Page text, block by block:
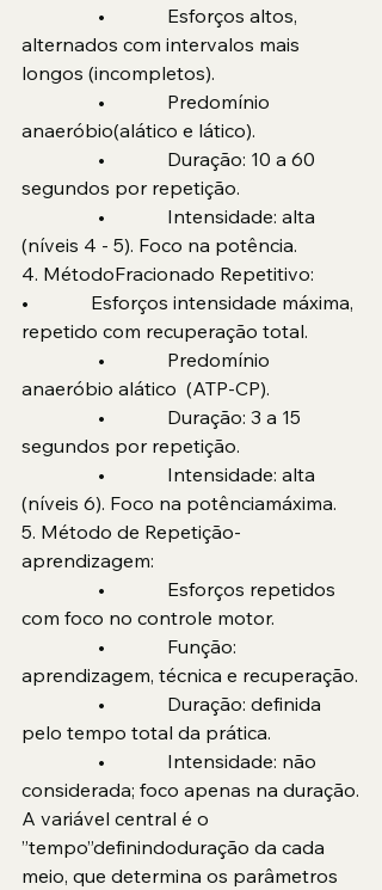
•             Esforços altos,
alternados com intervalos mais
longos (incompletos).
•             Predomínio
anaeróbio(alático e lático).
•             Duração: 10 a 60
segundos por repetição.
•             Intensidade: alta
(níveis 4 - 5). Foco na potência.
4. MétodoFracionado Repetitivo:
•             Esforços intensidade máxima,
repetido com recuperação total.
•             Predomínio
anaeróbio alático  (ATP-CP).
•             Duração: 3 a 15
segundos por repetição.
•             Intensidade: alta
(níveis 6). Foco na potênciamáxima.
5. Método de Repetição-
aprendizagem:
•             Esforços repetidos
com foco no controle motor.
•             Função:
aprendizagem, técnica e recuperação.
•             Duração: definida
pelo tempo total da prática.
•             Intensidade: não
considerada; foco apenas na duração.
A variável central é o
”tempo”definindoduração da cada
meio, que determina os parâmetros